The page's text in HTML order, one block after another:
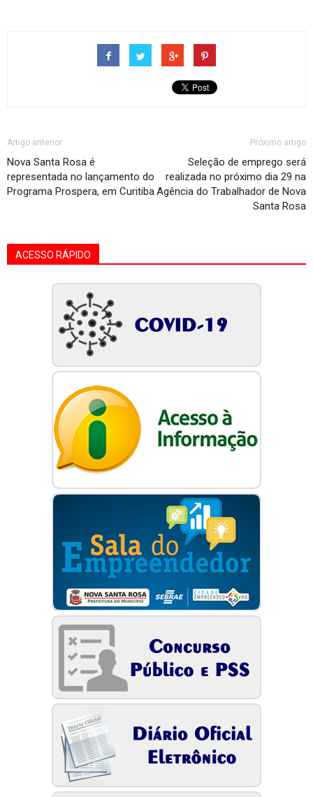
Artigo anterior
Nova Santa Rosa é
representada no lançamento do
Programa Prospera, em Curitiba
Próximo artigo
Seleção de emprego será
realizada no próximo dia 29 na
Agência do Trabalhador de Nova
Santa Rosa
ACESSO RÁPIDO